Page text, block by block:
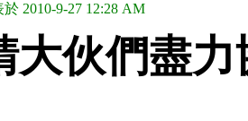
於 2010-9-27 12:28 AM
大伙們盡